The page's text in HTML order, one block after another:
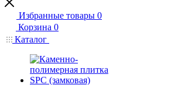
Избранные товары 0
Корзина 0
Каталог